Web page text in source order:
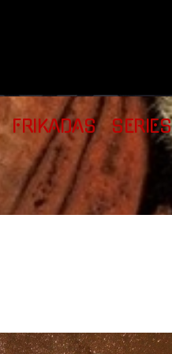
FRIKADAS SERIES